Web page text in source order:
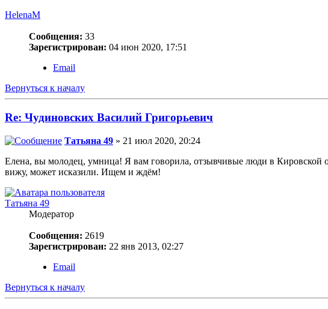
HelenaM
Сообщения: 33
Зарегистрирован: 04 июн 2020, 17:51
Email
Вернуться к началу
Re: Чудиновских Василий Григорьевич
Татьяна 49 » 21 июл 2020, 20:24
Елена, вы молодец, умница! Я вам говорила, отзывчивые люди в Кировской
вижу, может исказили. Ищем и ждём!
Татьяна 49
Модератор
Сообщения: 2619
Зарегистрирован: 22 янв 2013, 02:27
Email
Вернуться к началу